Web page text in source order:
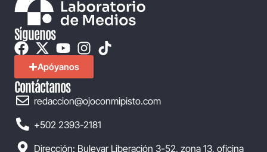
Síguenos
Apóyanos
Contáctanos
redaccion@ojoconmipisto.com
+502 2393-2181
Dirección: Bulevar Liberación 3-52, zona 13, oficina